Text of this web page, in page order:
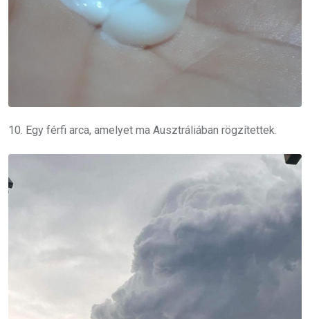
10. Egy férfi arca, amelyet ma Ausztráliában rögzítettek.